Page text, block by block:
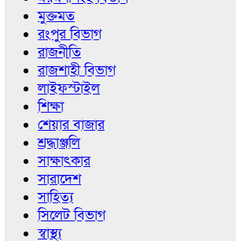
মুক্তমত
রংপুর বিভাগ
রাজনীতি
রাজশাহী বিভাগ
লাইফস্টাইল
শিক্ষা
শেয়ার বাজার
শ্রদ্ধাঞ্জলি
সাক্ষাৎকার
সারাদেশ
সাহিত্য
সিলেট বিভাগ
স্বাস্থ্য